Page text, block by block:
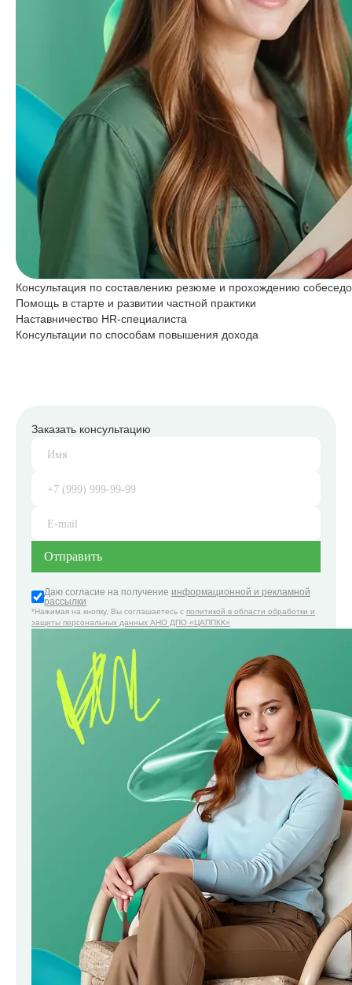
Консультация по составлению резюме и прохождению
Помощь в старте и развитии частной практики
Наставничество HR-специалиста
Консультации по способам повышения дохода
Заказать консультацию
Даю согласие на получение информационной и рекламной
рассылки
*Нажимая на кнопку, Вы соглашаетесь с политикой в области обработки и
защиты персональных данных АНО ДПО «ЦАППКК»